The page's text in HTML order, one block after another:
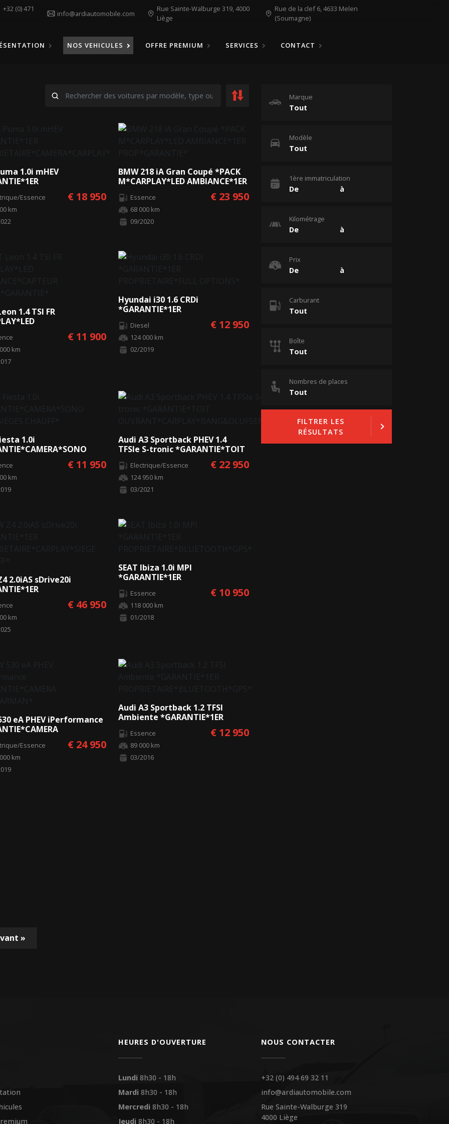
+32 (0) 471
info@ardiautomobile.com
Rue Sainte-Walburge 319, 4000
Liège
Rue de la clef 6, 4633 Melen
(Soumagne)
NOS VEHICULES OFFRE PREMIUM SERVICES CONTACT
1.0i mHEV
Essence
km
€ 18 950
BMW 218 iA Gran Coupé *PACK
M*CARPLAY*LED AMBIANCE*1ER
Essence
68 000 km
09/2020
€ 23 950
1.4 TSI FR
km
€ 11 900
Hyundai i30 1.6 CRDi
*GARANTIE*1ER
PROPRIETAIRE*FULL OPTIONS*
Diesel
124 000 km
02/2019
€ 12 950
1.0i
km
€ 11 950
Audi A3 Sportback PHEV 1.4
TFSIe S-tronic *GARANTIE*TOIT
OUVRANT*CARPLAY*BANG&OLUFSEN*
Electrique/Essence
124 950 km
03/2021
€ 22 950
2.0iAS sDrive20i
km
€ 46 950
SEAT Ibiza 1.0i MPI
*GARANTIE*1ER
PROPRIETAIRE*BLUETOOTH*GPS*
Essence
118 000 km
01/2018
€ 10 950
eA PHEV iPerformance
Essence
km
€ 24 950
Audi A3 Sportback 1.2 TFSI
Ambiente *GARANTIE*1ER
PROPRIETAIRE*BLUETOOTH*GPS*
Essence
89 000 km
03/2016
€ 12 950
»
Marque
Modèle
1ère immatriculation
Kilométrage
Prix
Carburant
Boîte
Nombres de places
FILTRER LES
RÉSULTATS
HEURES D'OUVERTURE
Lundi 8h30 - 18h
Mardi 8h30 - 18h
Mercredi 8h30 - 18h
Jeudi 8h30 - 18h
NOUS CONTACTER
+32 (0) 494 69 32 11
info@ardiautomobile.com
Rue Sainte-Walburge 319
4000 Liège